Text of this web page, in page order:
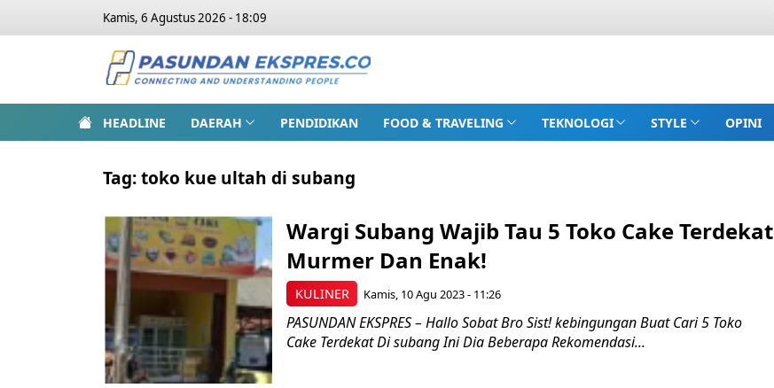
Kamis, 6 Agustus 2026 - 18:09
HEADLINE DAERAH PENDIDIKAN FOOD & TRAVELING TEKNOLOGI STYLE OPINI
Tag:toko kue ultah di subang
KULINER
Wargi Subang Wajib Tau 5 Toko Cake Terdekat
Murmer Dan Enak!
Kamis, 10 Agu 2023 - 11:26
PASUNDAN EKSPRES – Hallo Sobat Bro Sist! kebingungan Buat Cari 5 Toko
Cake Terdekat Di subang Ini Dia Beberapa Rekomendasi...